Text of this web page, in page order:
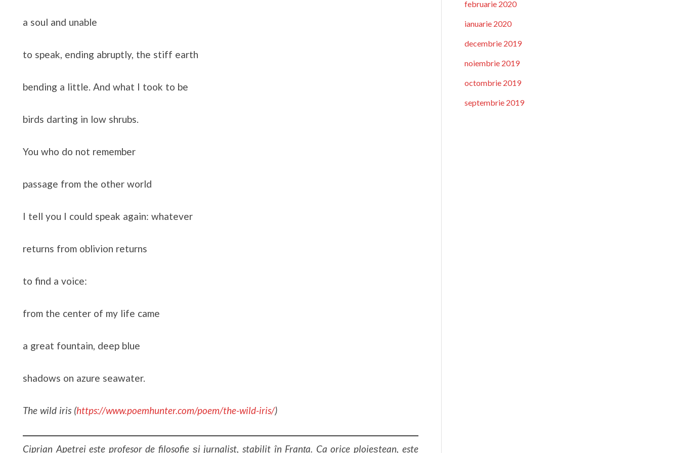
a soul and unable
to speak, ending abruptly, the stiff earth
bending a little. And what I took to be
birds darting in low shrubs.
You who do not remember
passage from the other world
I tell you I could speak again: whatever
returns from oblivion returns
to find a voice:
from the center of my life came
a great fountain, deep blue
shadows on azure seawater.
The wild iris (https://www.poemhunter.com/poem/the-wild-iris/)
Ciprian Apetrei este profesor de filosofie și jurnalist, stabilit în Franța. Ca orice ploieștean, este
februarie 2020
ianuarie 2020
decembrie 2019
noiembrie 2019
octombrie 2019
septembrie 2019